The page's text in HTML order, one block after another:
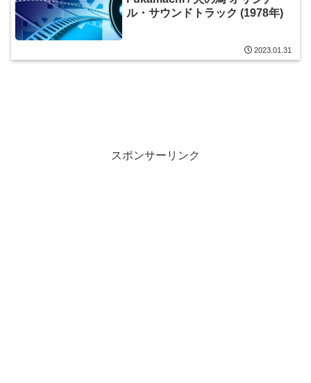
ル・サウンドトラック (1978年)
2023.01.31
スポンサーリンク